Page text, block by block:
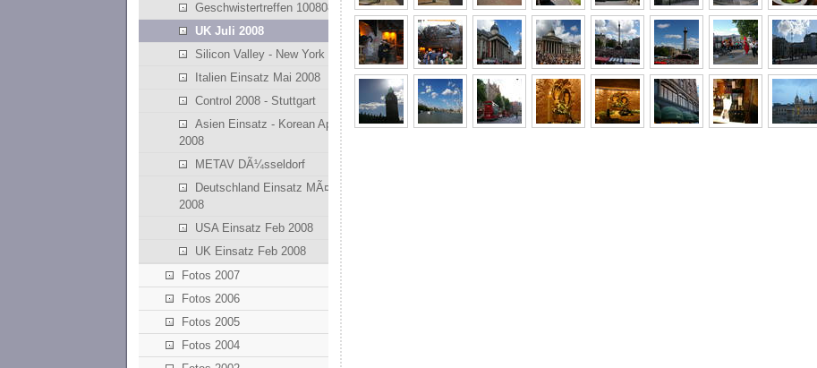
Geschwistertreffen 100808
UK Juli 2008
Silicon Valley - New York
Italien Einsatz Mai 2008
Control 2008 - Stuttgart
Asien Einsatz - Korean April
2008
METAV DÃ¼sseldorf
Deutschland Einsatz MÃ¤rz
2008
USA Einsatz Feb 2008
UK Einsatz Feb 2008
Fotos 2007
Fotos 2006
Fotos 2005
Fotos 2004